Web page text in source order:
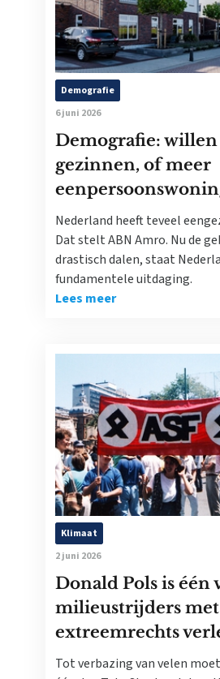
Demografie
6 juni 2026
Demografie: willen
gezinnen, of meer
Nederland heeft teveel
Dat stelt ABN Amro. Nu de
drastisch dalen, staat
fundamentele uitdaging.
Lees meer
Klimaat
2 juni 2026
Donald Pols is één
milieustrijders met
extreemrechts
Tot verbazing van velen